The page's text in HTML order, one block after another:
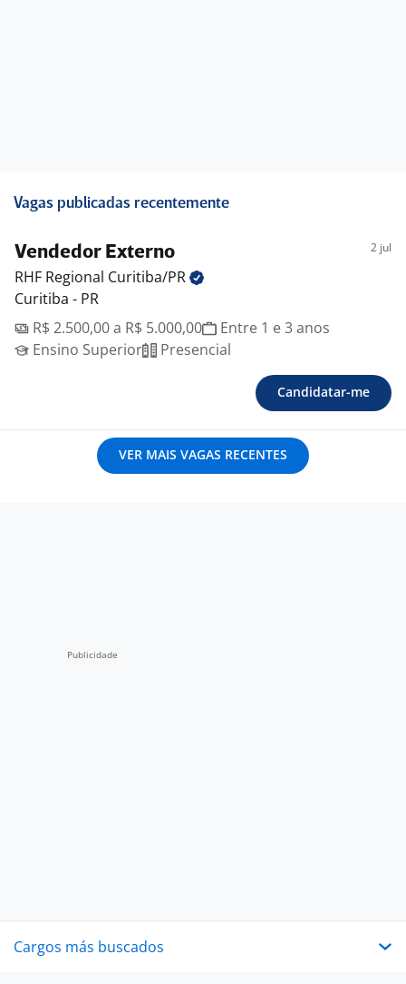
Vagas publicadas recentemente
Vendedor Externo 2 jul
RHF Regional Curitiba/PR
Curitiba - PR
R$ 2.500,00 a R$ 5.000,00
Entre 1 e 3 anos
Ensino Superior
Presencial
Candidatar-me
VER MAIS VAGAS RECENTES
Cargos más buscados